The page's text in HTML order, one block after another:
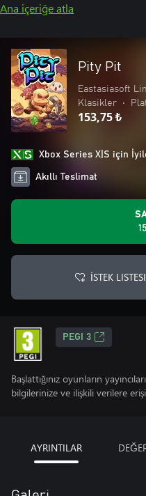
Ana içeriğe atla
Pity Pit
Eastasiasoft
Klasikler
•
153,75 ₺
Xbox Series X|S için
Akıllı Teslimat
İSTEK
PEGI 3
Başlattığınız oyunların
bilgilerinize ve ilişkili verilere
AYRINTILAR